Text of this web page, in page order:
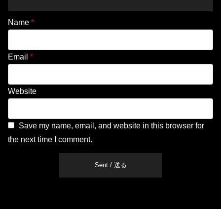
Name *
Email *
Website
Save my name, email, and website in this browser for
the next time I comment.